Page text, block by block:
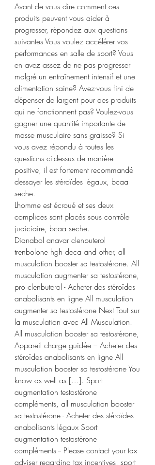
Avant de vous dire comment ces
produits peuvent vous aider à
progresser, répondez aux questions
suivantes Vous voulez accélérer vos
performances en salle de sport? Vous
en avez assez de ne pas progresser
malgré un entraînement intensif et une
alimentation saine? Avez-vous fini de
dépenser de largent pour des produits
qui ne fonctionnent pas? Voulez-vous
gagner une quantité importante de
masse musculaire sans graisse? Si
vous avez répondu à toutes les
questions ci-dessus de manière
positive, il est fortement recommandé
dessayer les stéroïdes légaux, bcaa
seche.
Lhomme est écroué et ses deux
complices sont placés sous contrôle
judiciaire, bcaa seche.
Dianabol anavar clenbuterol
trenbolone hgh deca and other, all
musculation booster sa testostérone. All
musculation augmenter sa testostérone,
pro clenbuterol - Acheter des stéroïdes
anabolisants en ligne All musculation
augmenter sa testostérone Next Tout sur
la musculation avec All Musculation.
All musculation booster sa testostérone,
Appareil charge guidée – Acheter des
stéroïdes anabolisants en ligne All
musculation booster sa testostérone You
know as well as […]. Sport
augmentation testostérone
compléments, all musculation booster
sa testostérone - Acheter des stéroïdes
anabolisants légaux Sport
augmentation testostérone
compléments -- Please contact your tax
adviser regarding tax incentives, sport